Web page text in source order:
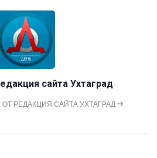
сайта Ухтаград
РЕДАКЦИЯ САЙТА УХТАГРАД